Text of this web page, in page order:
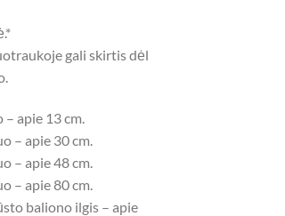
gali skirtis dėl
apie 13 cm.
– apie 30 cm.
– apie 48 cm.
– apie 80 cm.
baliono ilgis – apie